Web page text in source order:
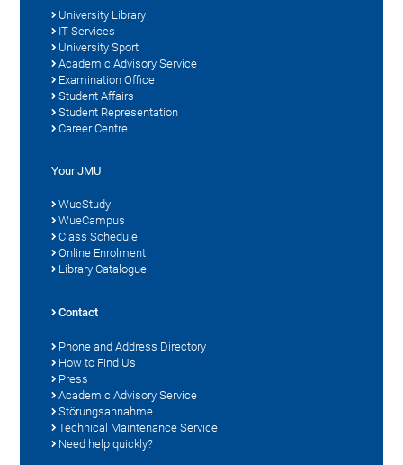
University Library
IT Services
University Sport
Academic Advisory Service
Examination Office
Student Affairs
Student Representation
Career Centre
Your JMU
WueStudy
WueCampus
Class Schedule
Online Enrolment
Library Catalogue
Contact
Phone and Address Directory
How to Find Us
Press
Academic Advisory Service
Störungsannahme
Technical Maintenance Service
Need help quickly?